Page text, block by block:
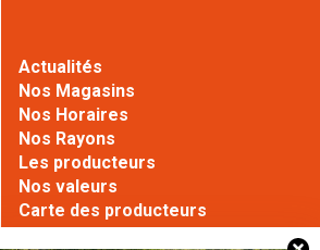
Actualités
Nos Magasins
Nos Horaires
Nos Rayons
Les producteurs
Nos valeurs
Carte des producteurs
Contact